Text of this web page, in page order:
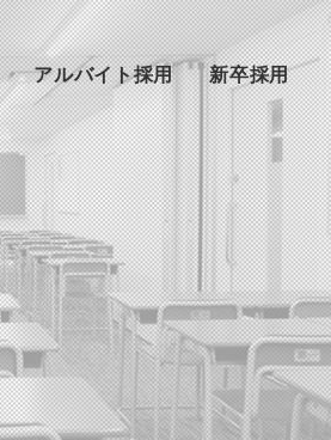
アルバイト採用 新卒採用